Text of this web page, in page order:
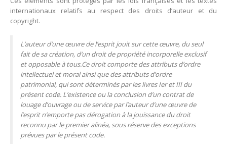
internationaux relatifs au respect des droits d’auteur et du
copyright.
L’auteur d’une œuvre de l’esprit jouit sur cette œuvre, du seul
fait de sa création, d’un droit de propriété incorporelle exclusif
et opposable à tous.Ce droit comporte des attributs d’ordre
intellectuel et moral ainsi que des attributs d’ordre
patrimonial, qui sont déterminés par les livres Ier et III du
présent code. L’existence ou la conclusion d’un contrat de
louage d’ouvrage ou de service par l’auteur d’une œuvre de
l’esprit n’emporte pas dérogation à la jouissance du droit
reconnu par le premier alinéa, sous réserve des exceptions
prévues par le présent code.